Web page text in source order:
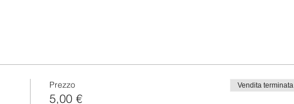
fino a quell'ultimo angosciante viaggio alla ricerca di se stesso, in
non sa scegliere. Un soliloquio tra il divertente e il commovente,
per confrontarsi sui temi trattati.
Prezzo
5,00 €
Vendita terminata